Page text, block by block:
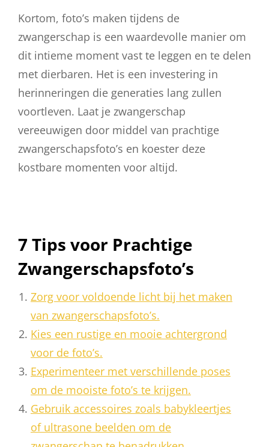
Kortom, foto’s maken tijdens de
zwangerschap is een waardevolle manier om
dit intieme moment vast te leggen en te delen
met dierbaren. Het is een investering in
herinneringen die generaties lang zullen
voortleven. Laat je zwangerschap
vereeuwigen door middel van prachtige
zwangerschapsfoto’s en koester deze
kostbare momenten voor altijd.
7 Tips voor Prachtige
Zwangerschapsfoto’s
Zorg voor voldoende licht bij het maken
van zwangerschapsfoto’s.
Kies een rustige en mooie achtergrond
voor de foto’s.
Experimenteer met verschillende poses
om de mooiste foto’s te krijgen.
Gebruik accessoires zoals babykleertjes
of ultrasone beelden om de